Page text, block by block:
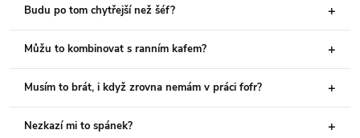
Budu po tom chytřejší než šéf?
Můžu to kombinovat s ranním kafem?
Musím to brát, i když zrovna nemám v práci fofr?
Nezkazí mi to spánek?